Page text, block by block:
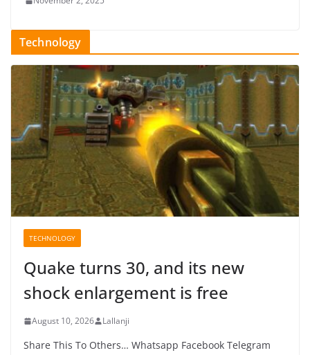
Technology
TECHNOLOGY
Quake turns 30, and its new
shock enlargement is free
August 10, 2026 Lallanji
Share This To Others… Whatsapp Facebook Telegram